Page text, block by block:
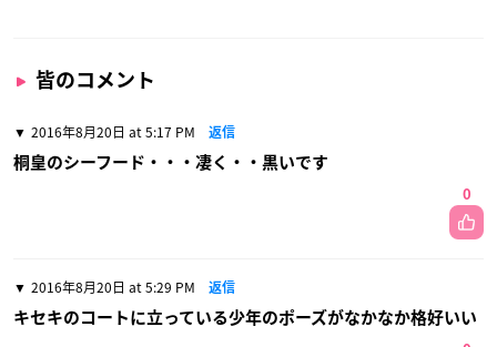
皆のコメント
2016年8月20日 at 5:17 PM 返信
桐皇のシーフード・・・凄く・・黒いです
0
2016年8月20日 at 5:29 PM 返信
キセキのコートに立っている少年のポーズがなかなか格好いい